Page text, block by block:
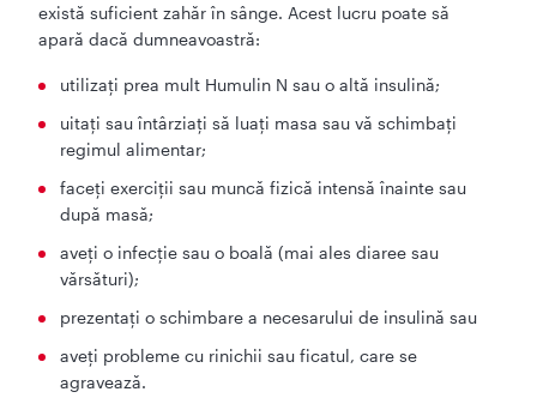
există suficient zahăr în sânge. Acest lucru poate să
apară dacă dumneavoastră:
utilizați prea mult Humulin N sau o altă insulină;
uitați sau întârziați să luați masa sau vă schimbați
regimul alimentar;
faceți exerciții sau muncă fizică intensă înainte sau
după masă;
aveți o infecție sau o boală (mai ales diaree sau
vărsături);
prezentați o schimbare a necesarului de insulină sau
aveți probleme cu rinichii sau ficatul, care se
agravează.